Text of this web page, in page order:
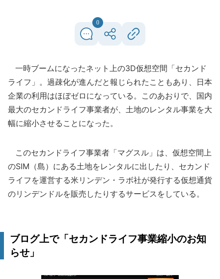
0
一時ブームになったネット上の3D仮想空間「セカンド
ライフ」。過疎化が進んだと報じられたこともあり、日本
企業の利用はほぼゼロになっている。このあおりで、国内
最大のセカンドライフ事業者が、土地のレンタル事業を大
幅に縮小させることになった。
このセカンドライフ事業者「マグスル」は、仮想空間上
のSIM（島）にある土地をレンタルに出したり、セカンド
ライフを運営する米リンデン・ラボ社が発行する仮想通貨
のリンデンドルを販売したりするサービスをしている。
ブログ上で「セカンドライフ事業縮小のお知
らせ」